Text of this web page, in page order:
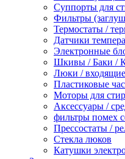
Суппорты для
Фильтры
Термостаты /
Датчики
Электронные
Шкивы / Баки /
Люки / входящие
Пластиковые
Моторы для
Аксессуары /
фильтры помех
Прессостаты /
Стекла люков
Катушки